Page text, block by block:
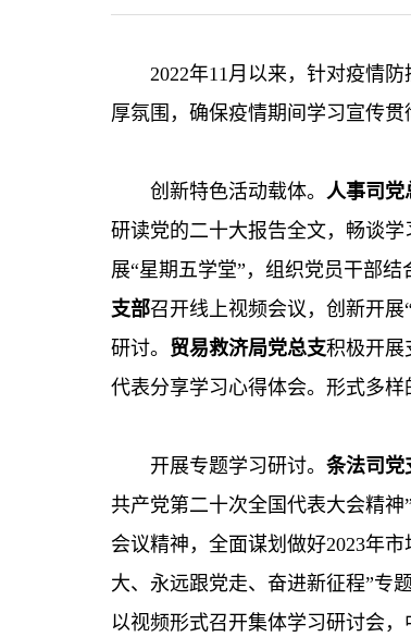
2022年11月以来，针对疫情
厚氛围，确保疫情期间学习宣传贯
创新特色活动载体。 人事司党
研读党的二十大报告全文，畅谈
展“星期五学堂”，组织党员干部
支部召开线上视频会议，创新开
研讨。 贸易救济局党总支积极开展
代表分享学习心得体会。形式多
开展专题学习研讨。 条法司党
共产党第二十次全国代表大会精神
会议精神，全面谋划做好2023年
大、永远跟党走、奋进新征程”专
以视频形式召开集体学习研讨会